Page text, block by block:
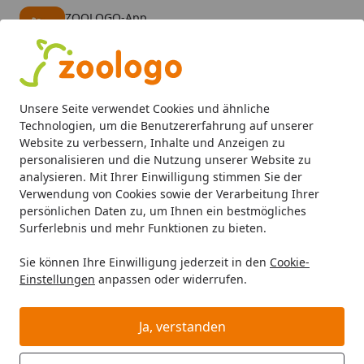
Unsere Seite verwendet Cookies und ähnliche
Technologien, um die Benutzererfahrung auf unserer
Website zu verbessern, Inhalte und Anzeigen zu
personalisieren und die Nutzung unserer Website zu
analysieren. Mit Ihrer Einwilligung stimmen Sie der
Verwendung von Cookies sowie der Verarbeitung Ihrer
persönlichen Daten zu, um Ihnen ein bestmögliches
Surferlebnis und mehr Funktionen zu bieten.
Sie können Ihre Einwilligung jederzeit in den Cookie-
Einstellungen anpassen oder widerrufen.
Ja, verstanden
ZOOLOGO-App
Alle Produkte
Mein Konto
Suchen
Startseite
Sander Meerwasser Abschäumer
Sander Meerwasser Abschäumer
Sander Meerwasser Abschäumer bei Zoologo und
Ihr Haustier. Unser Sortiment umfasst Tierbedarf, Futter
und Zubehör für unterschiedliche Bedürfnisse.
Ihre Artikelübersicht